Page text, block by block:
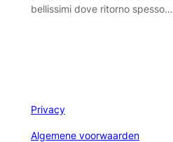
bellissimi dove ritorno spesso…
Privacy
Algemene voorwaarden